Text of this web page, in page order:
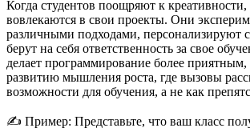
Когда студентов поощряют к креативности,
вовлекаются в свои проекты. Они
различными подходами, персонализируют
берут на себя ответственность за свое
делает программирование более приятным,
развитию мышления роста, где вызовы
возможности для обучения, а не как
✍️ Пример: Представьте, что ваш класс